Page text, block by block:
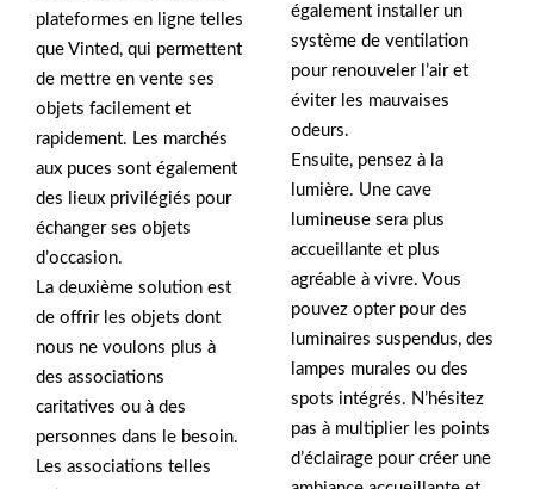
plateformes en ligne telles
que Vinted, qui permettent
de mettre en vente ses
objets facilement et
rapidement. Les marchés
aux puces sont également
des lieux privilégiés pour
échanger ses objets
d’occasion.
La deuxième solution est
de offrir les objets dont
nous ne voulons plus à
des associations
caritatives ou à des
personnes dans le besoin.
Les associations telles
également installer un
système de ventilation
pour renouveler l’air et
éviter les mauvaises
odeurs.
Ensuite, pensez à la
lumière. Une cave
lumineuse sera plus
accueillante et plus
agréable à vivre. Vous
pouvez opter pour des
luminaires suspendus, des
lampes murales ou des
spots intégrés. N’hésitez
pas à multiplier les points
d’éclairage pour créer une